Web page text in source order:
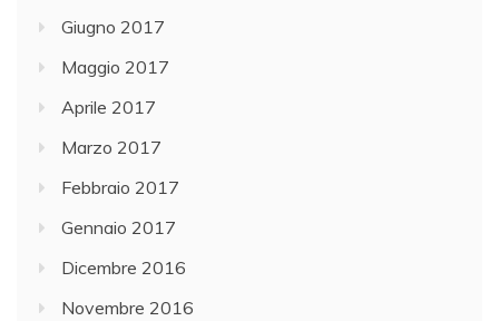
Giugno 2017
Maggio 2017
Aprile 2017
Marzo 2017
Febbraio 2017
Gennaio 2017
Dicembre 2016
Novembre 2016